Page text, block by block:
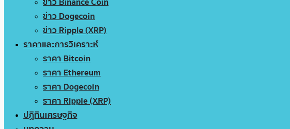
ข่าว Dogecoin
ข่าว Ripple (XRP)
ราคาและการวิเคราะห์
ราคา Bitcoin
ราคา Ethereum
ราคา Dogecoin
ราคา Ripple (XRP)
ปฏิทินเศรษฐกิจ